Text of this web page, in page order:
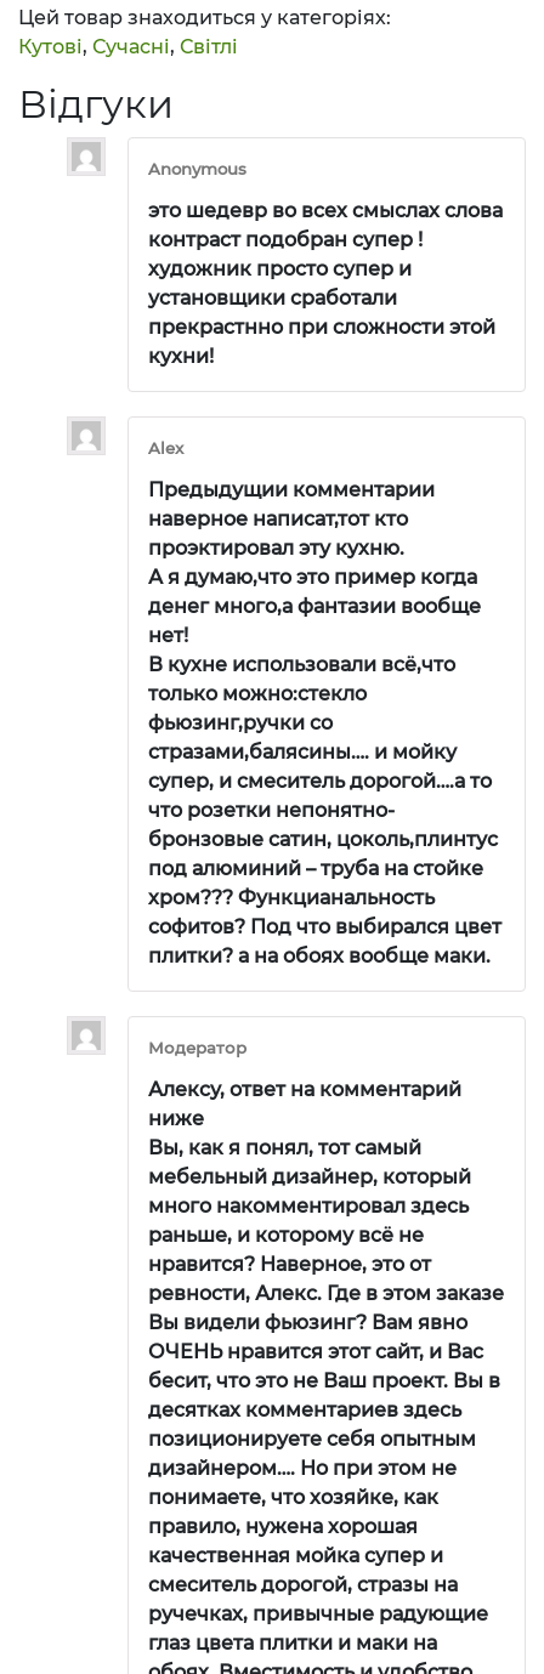
Цей товар знаходиться у категоріях:
Кутові, Сучасні, Світлі
Відгуки
Anonymous
это шедевр во всех смыслах слова
контраст подобран супер !
художник просто супер и
установщики сработали
прекрастнно при сложности этой
кухни!
Alex
Предыдущии комментарии
наверное написат,тот кто
проэктировал эту кухню.
А я думаю,что это пример когда
денег много,а фантазии вообще
нет!
В кухне использовали всё,что
только можно:стекло
фьюзинг,ручки со
стразами,балясины…. и мойку
супер, и смеситель дорогой….а то
что розетки непонятно-
бронзовые сатин, цоколь,плинтус
под алюминий – труба на стойке
хром??? Функцианальность
софитов? Под что выбирался цвет
плитки? а на обоях вообще маки.
Модератор
Алексу, ответ на комментарий
ниже
Вы, как я понял, тот самый
мебельный дизайнер, который
много накомментировал здесь
раньше, и которому всё не
нравится? Наверное, это от
ревности, Алекс. Где в этом заказе
Вы видели фьюзинг? Вам явно
ОЧЕНЬ нравится этот сайт, и Вас
бесит, что это не Ваш проект. Вы в
десятках комментариев здесь
позиционируете себя опытным
дизайнером…. Но при этом не
понимаете, что хозяйке, как
правило, нужена хорошая
качественная мойка супер и
смеситель дорогой, стразы на
ручечках, привычные радующие
глаз цвета плитки и маки на